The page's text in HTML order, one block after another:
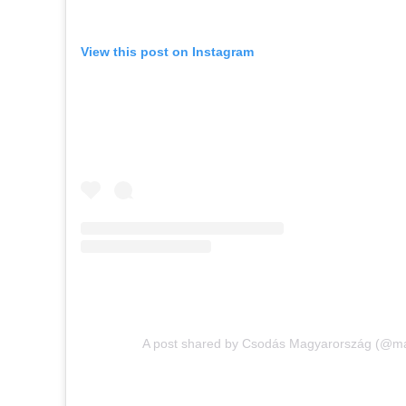
View this post on Instagram
A post shared by Csodás Magyarország